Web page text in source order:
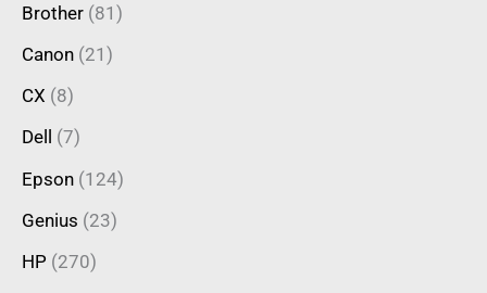
Brother (81)
Canon (21)
CX (8)
Dell
(7)
Epson (124)
Genius (23)
HP (270)